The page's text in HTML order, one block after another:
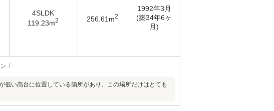
4SLDK
119.23m2 256.61m2
1992年3月
(築34年6ヶ
月)
い高台に位置している箇所があり、この場所だけはとても